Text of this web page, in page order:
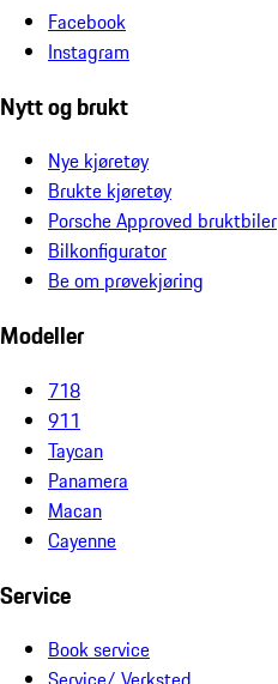
Facebook
Instagram
Nytt og brukt
Nye kjøretøy
Brukte kjøretøy
Porsche Approved bruktbiler
Bilkonfigurator
Be om prøvekjøring
Modeller
718
911
Taycan
Panamera
Macan
Cayenne
Service
Book service